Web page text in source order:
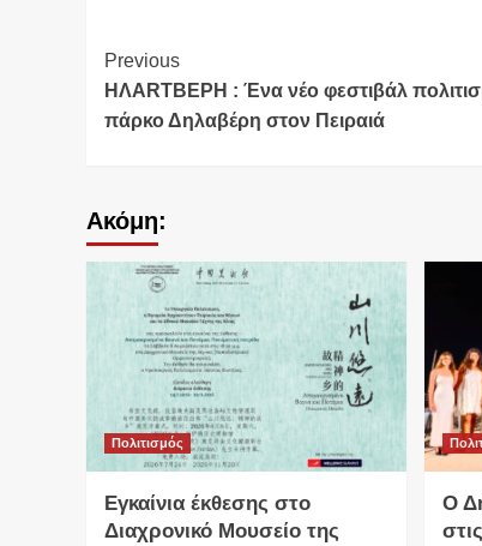
Continue
Reading
Previous
ΗΛΑRTΒΕΡΗ : Ένα νέο φεστιβάλ
πάρκο Δηλαβέρη στον Πειραιά
Ακόμη:
Πολιτισμός
Εγκαίνια έκθεσης στο
Διαχρονικό Μουσείο της
Ο